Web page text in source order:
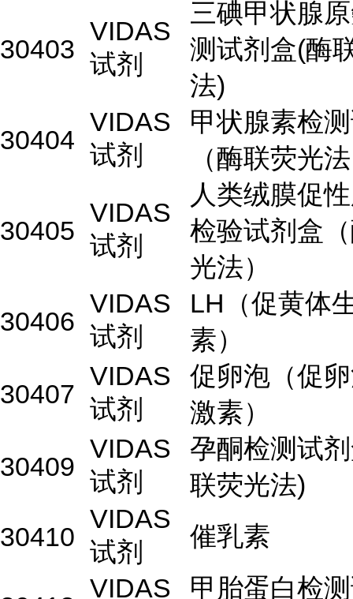
30403
VIDAS
试剂
三碘甲状腺
测试剂盒(酶
法)
30404
VIDAS
试剂
甲状腺素检
（酶联荧光
30405
VIDAS
试剂
人类绒膜促
检验试剂盒
光法）
30406
VIDAS
试剂
LH（促黄体
素）
30407
VIDAS
试剂
促卵泡（促
激素）
30409
VIDAS
试剂
孕酮检测试
联荧光法)
30410
VIDAS
试剂
催乳素
VIDAS
甲胎蛋白检